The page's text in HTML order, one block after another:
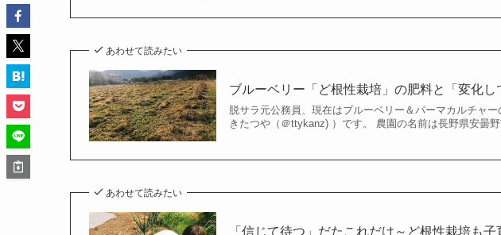
あわせて読みたい
ブルーベリー「ど根性栽培」の肥料と「変化
脱サラ元公務員、現在はブルーベリー＆パーマカルチャ
きたつや（＠ttykanz) ）です。 農園の名前は長野県安曇野
あわせて読みたい
「信じて待つ」だたこれだけ～ど根性栽培も